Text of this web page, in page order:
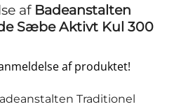
af Badeanstalten
Sæbe Aktivt Kul 300
af produktet!
Traditionel